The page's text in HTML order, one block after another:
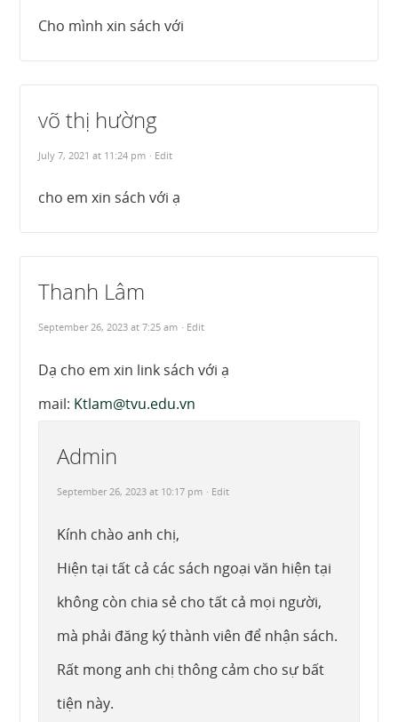
Cho mình xin sách với
võ thị hường
July 7, 2021 at 11:24 pm · Edit
cho em xin sách với ạ
Thanh Lâm
September 26, 2023 at 7:25 am · Edit
Dạ cho em xin link sách với ạ
mail: Ktlam@tvu.edu.vn
Admin
September 26, 2023 at 10:17 pm · Edit
Kính chào anh chị,
Hiện tại tất cả các sách ngoại văn hiện tại
không còn chia sẻ cho tất cả mọi người,
mà phải đăng ký thành viên để nhận sách.
Rất mong anh chị thông cảm cho sự bất
tiện này.